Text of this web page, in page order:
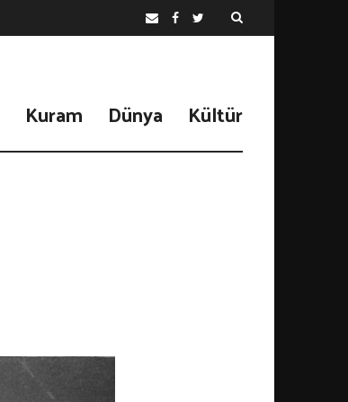
Kuram Dünya Kültür